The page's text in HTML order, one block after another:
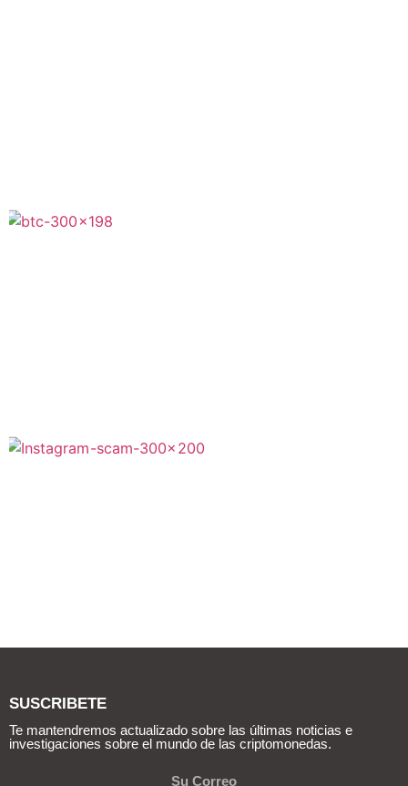
SUSCRIBETE
Te mantendremos actualizado sobre las últimas noticias e
investigaciones sobre el mundo de las criptomonedas.